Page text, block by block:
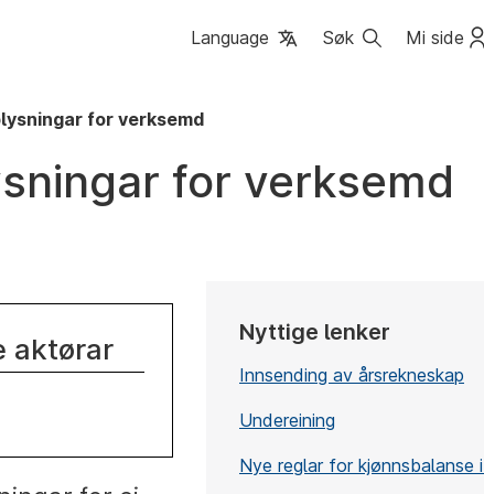
Language Søk Mi side
for verksemd
for verksemd
aktørar Nyttige lenker
Innsending av årsrekneskap
Undereining
Nye reglar for kjønnsbalanse